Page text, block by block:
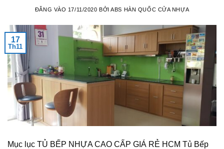
ĐĂNG VÀO 17/11/2020 BỞIABS HÀN QUỐC CỬA NHỰA
17
Th11
Mục lục TỦ BẾP NHỰA CAO CẤP GIÁ RẺ HCM Tủ Bếp